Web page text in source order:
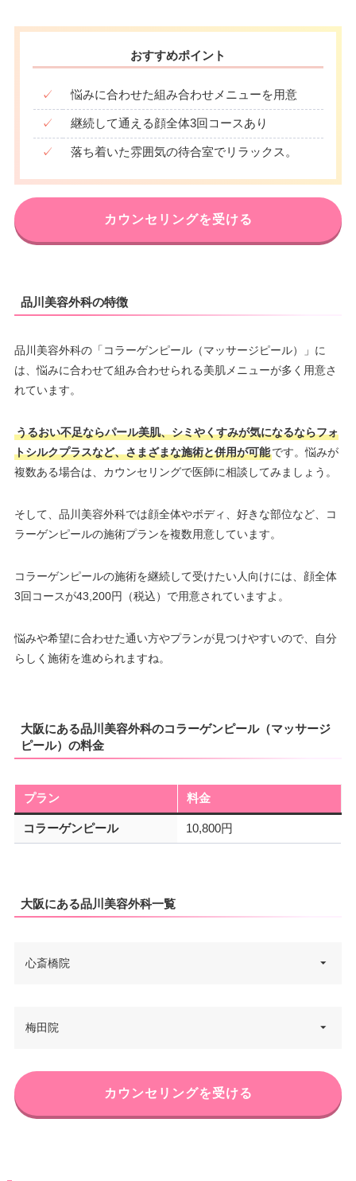
おすすめポイント
✓ 悩みに合わせた組み合わせメニューを用意
✓ 継続して通える顔全体3回コースあり
✓ 落ち着いた雰囲気の待合室でリラックス。
カウンセリングを受ける
品川美容外科の特徴
品川美容外科の「コラーゲンピール（マッサージピール）」に
は、悩みに合わせて組み合わせられる美肌メニューが多く用意さ
れています。
うるおい不足ならパール美肌、シミやくすみが気になるならフォ
トシルクプラスなど、さまざまな施術と併用が可能です。悩みが
複数ある場合は、カウンセリングで医師に相談してみましょう。
そして、品川美容外科では顔全体やボディ、好きな部位など、コ
ラーゲンピールの施術プランを複数用意しています。
コラーゲンピールの施術を継続して受けたい人向けには、顔全体
3回コースが43,200円（税込）で用意されていますよ。
悩みや希望に合わせた通い方やプランが見つけやすいので、自分
らしく施術を進められますね。
大阪にある品川美容外科のコラーゲンピール（マッサージ
ピール）の料金
プラン 料金
コラーゲンピール 10,800円
大阪にある品川美容外科一覧
心斎橋院
電話番号 0120-164-500
アクセス
梅田院
大阪府大阪市北区梅田1-11-4 大
カウンセリングを受ける